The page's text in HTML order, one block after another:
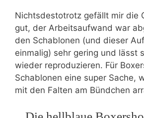
Nichtsdestotrotz gefällt mir die
gut, der Arbeitsaufwand war
den Schablonen (und dieser
einmalig) sehr gering und lässt
wieder reproduzieren. Für
Schablonen eine super Sache,
mit den Falten am Bündchen